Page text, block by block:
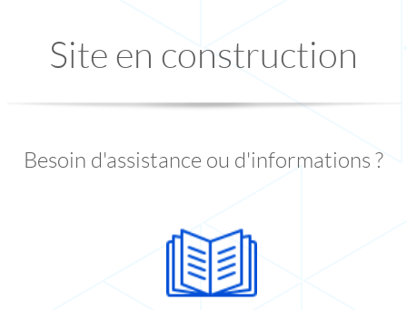
Site en construction
Besoin d'assistance ou d'informations ?